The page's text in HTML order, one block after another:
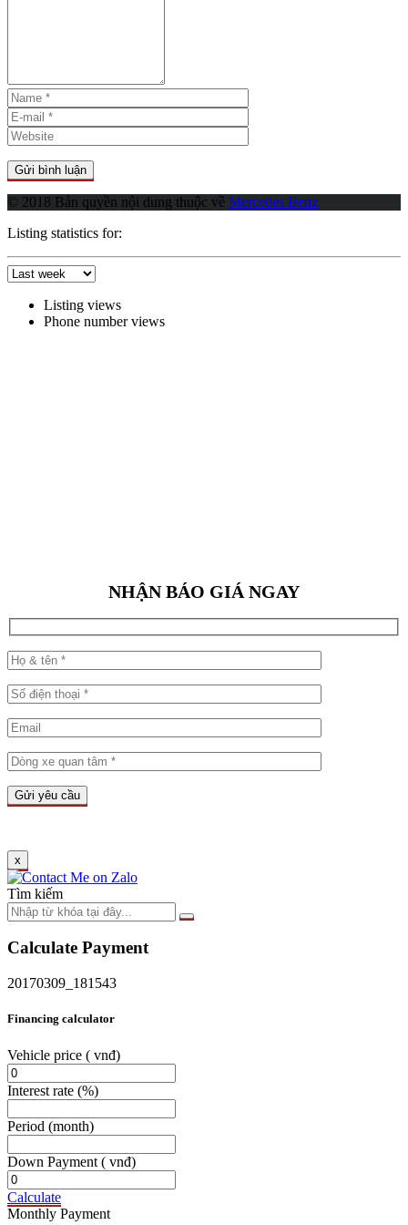
© 2018 Bản quyền nội dung thuộc về Mercedes Benz
Listing statistics for:
Listing views
Phone number views
NHẬN BÁO GIÁ NGAY
x
Tìm kiếm
Calculate Payment
20170309_181543
Financing calculator
Vehicle price ( vnđ)
Interest rate (%)
Period (month)
Down Payment ( vnđ)
Calculate
Monthly Payment